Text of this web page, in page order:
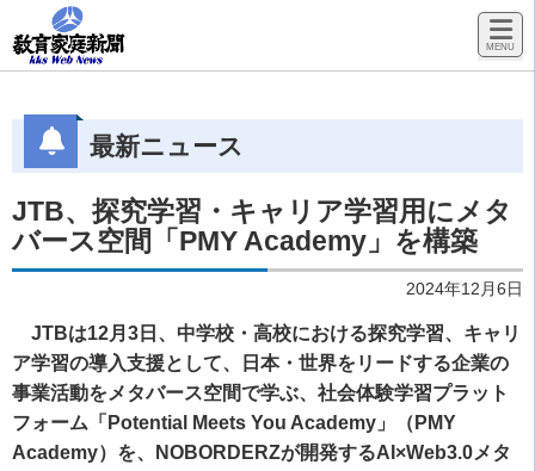
最新ニュース
JTB、探究学習・キャリア学習用にメタ
バース空間「PMY Academy」を構築
2024年12月6日
JTBは12月3日、中学校・高校における探究学習、キャリ
ア学習の導入支援として、日本・世界をリードする企業の
事業活動をメタバース空間で学ぶ、社会体験学習プラット
フォーム「Potential Meets You Academy」（PMY
Academy）を、NOBORDERZが開発するAI×Web3.0メタ